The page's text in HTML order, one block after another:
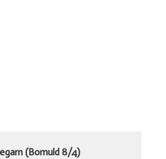
(Bomuld 8/4)